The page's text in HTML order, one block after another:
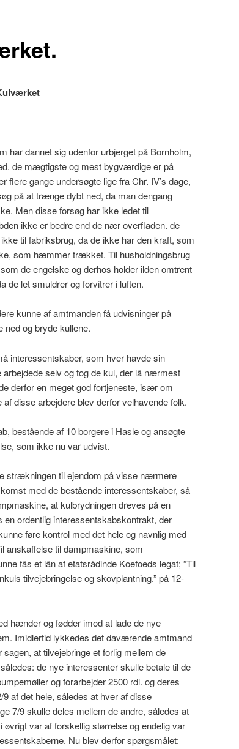
har dannet sig udenfor urbjerget på Bornholm,
de mægtigste og mest bygværdige er på
gange undersøgte lige fra Chr. IV’s dage,
på at trænge dybt ned, da man dengang
Men disse forsøg har ikke ledet til
ikke er bedre end de nær overfladen. de
til fabriksbrug, da de ikke har den kraft, som
som hæmmer trækket. Til husholdningsbrug
de engelske og derhos holder ilden omtrent
de let smuldrer og forvitrer i luften.
kunne af amtmanden få udvisninger på
og bryde kullene.
interessentskaber, som hver havde sin
selv og tog de kul, der lå nærmest
derfor en meget god fortjeneste, især om
disse arbejdere blev derfor velhavende folk.
bestående af 10 borgere i Hasle og ansøgte
som ikke nu var udvist.
strækningen til ejendom på visse nærmere
med de bestående interessentskaber, så
at kulbrydningen dreves på en
ordentlig interessentskabskontrakt, der
føre kontrol med det hele og navnlig med
anskaffelse til dampmaskine, som
fås et lån af etatsrådinde Koefoeds legat; ”Til
tilvejebringelse og skovplantning.” på 12-
hænder og fødder imod at lade de nye
Imidlertid lykkedes det daværende amtmand
at tilvejebringe et forlig mellem de
de nye interessenter skulle betale til de
og forarbejder 2500 rdl. og deres
af det hele, således at hver af disse
7/9 skulle deles mellem de andre, således at
var af forskellig størrelse og endelig var
Nu blev derfor spørgsmålet: